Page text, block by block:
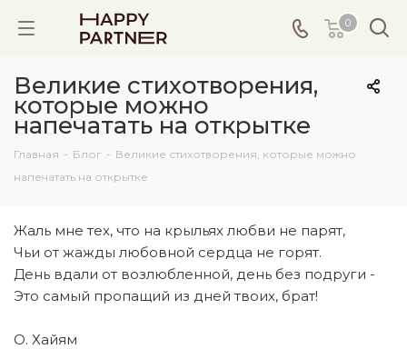
0
Великие стихотворения,
которые можно
напечатать на открытке
Главная - Блог - Великие стихотворения, которые можно
напечатать на открытке
Жаль мне тех, что на крыльях любви не парят,
Чьи от жажды любовной сердца не горят.
День вдали от возлюбленной, день без подруги -
Это самый пропащий из дней твоих, брат!
О. Хайям